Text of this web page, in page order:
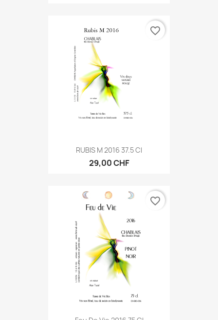
RUBIS M 2016 37.5 Cl
29,00 CHF
favorite_border
favorite_border